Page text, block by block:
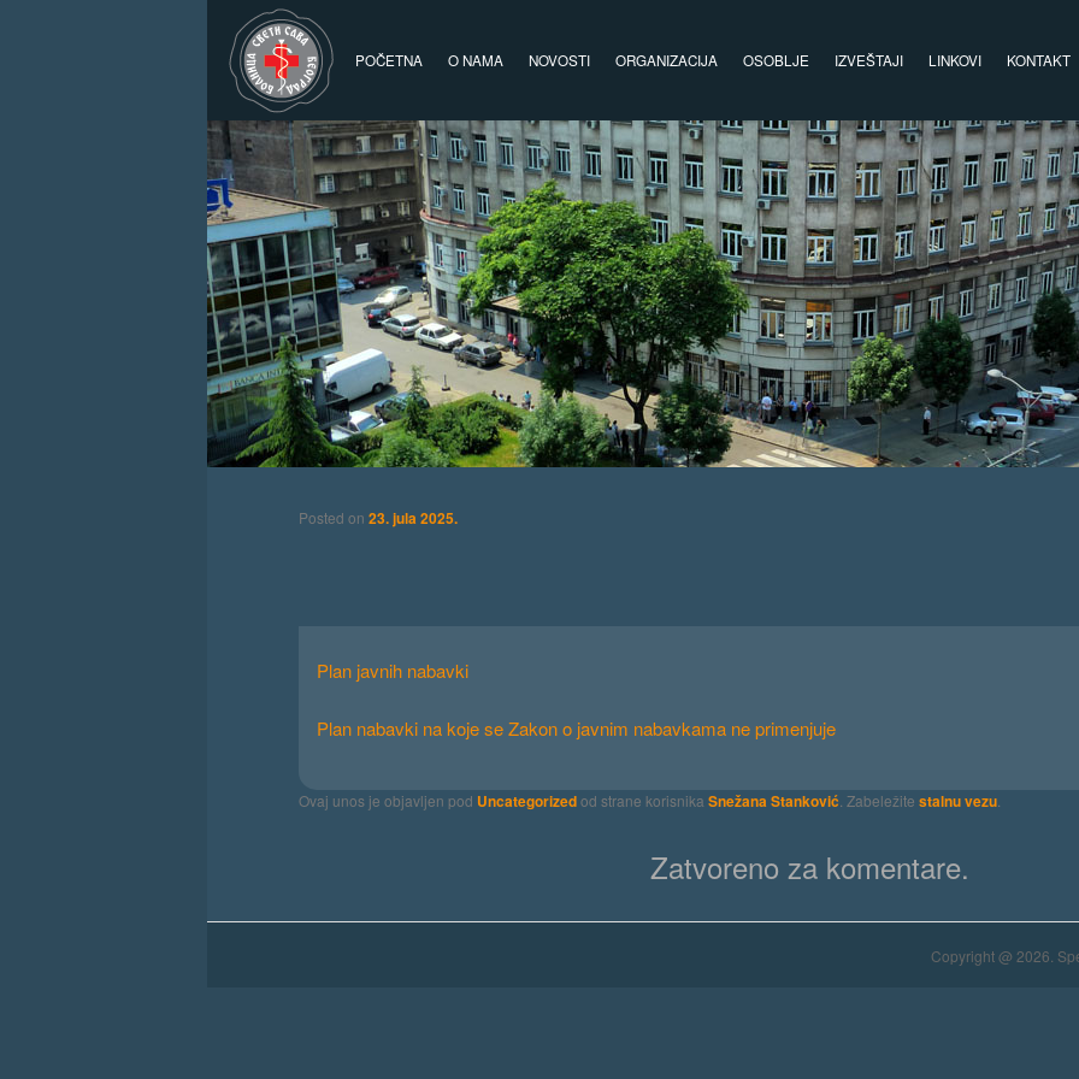
Glavni izbornik
Skoči na primarni sadržaj
Skoči na sekundarni sadržaj
POČETNA O NAMA NOVOSTI ORGANIZACIJA OSOBLJE IZVEŠTAJI LINKOVI KONTAKT
Posted on 23. jula 2025.
Plan javnih nabavki
Plan nabavki na koje se Zakon o javnim nabavkama ne primenjuje
Ovaj unos je objavljen pod Uncategorizedod strane korisnika Snežana Stanković. Zabeležite stalnu vezu.
Zatvoreno za komentare.
Copyright @ 2026.